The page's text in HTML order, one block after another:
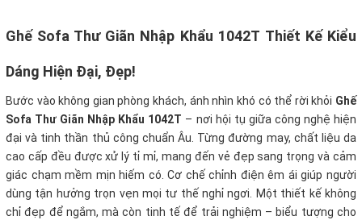
Ghế Sofa Thư Giãn Nhập Khẩu 1042T Thiết Kế Kiểu
Dáng Hiện Đại, Đẹp!
Bước vào không gian phòng khách, ánh nhìn khó có thể rời khỏi Ghế
Sofa Thư Giãn Nhập Khẩu 1042T – nơi hội tụ giữa công nghệ hiện
đại và tinh thần thủ công chuẩn Âu. Từng đường may, chất liệu da
cao cấp đều được xử lý tỉ mỉ, mang đến vẻ đẹp sang trọng và cảm
giác chạm mềm mịn hiếm có. Cơ chế chỉnh điện êm ái giúp người
dùng tận hưởng trọn vẹn mọi tư thế nghỉ ngơi. Một thiết kế không
chỉ đẹp để ngắm, mà còn tinh tế để trải nghiệm – biểu tượng cho